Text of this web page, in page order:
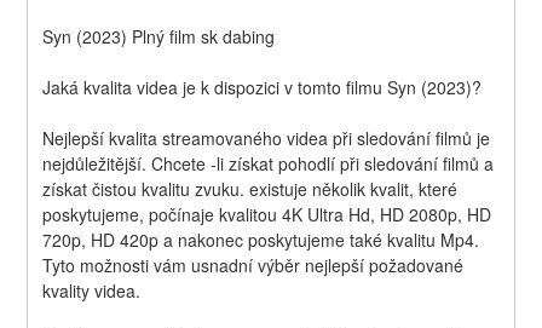
Syn (2023) Plný film sk dabing
Jaká kvalita videa je k dispozici v tomto filmu Syn (2023)?
Nejlepší kvalita streamovaného videa při sledování filmů je
nejdůležitější. Chcete -li získat pohodlí při sledování filmů a
získat čistou kvalitu zvuku. existuje několik kvalit, které
poskytujeme, počínaje kvalitou 4K Ultra Hd, HD 2080p, HD
720p, HD 420p a nakonec poskytujeme také kvalitu Mp4.
Tyto možnosti vám usnadní výběr nejlepší požadované
kvality videa.